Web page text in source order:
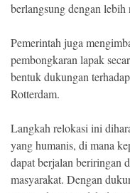
berlangsung dengan
Pemerintah juga
pembongkaran lapak
bentuk dukungan
Rotterdam.
Langkah relokasi ini
yang humanis, di mana
dapat berjalan beriringan
masyarakat. Dengan